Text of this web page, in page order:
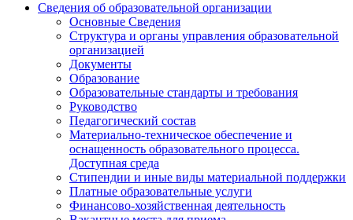
Сведения об образовательной организации
Основные Сведения
Структура и органы управления образовательной
организацией
Документы
Образование
Образовательные стандарты и требования
Руководство
Педагогический состав
Материально-техническое обеспечение и
оснащенность образовательного процесса.
Доступная среда
Стипендии и иные виды материальной поддержки
Платные образовательные услуги
Финансово-хозяйственная деятельность